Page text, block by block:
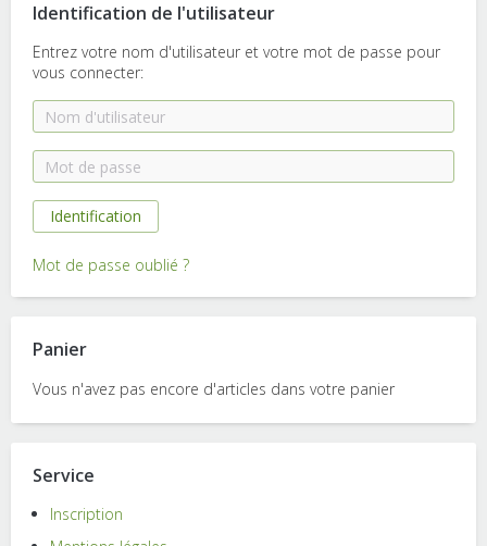
Identification de l'utilisateur
Entrez votre nom d'utilisateur et votre mot de passe pour
vous connecter:
Mot de passe oublié ?
Panier
Vous n'avez pas encore d'articles dans votre panier
Service
Inscription